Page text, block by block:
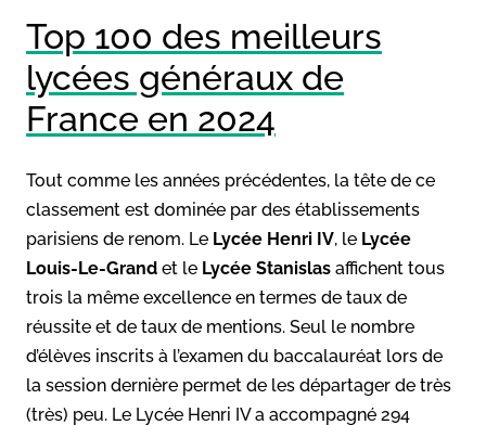
Top 100 des meilleurs
lycées généraux de
France en 2024
Tout comme les années précédentes, la tête de ce
classement est dominée par des établissements
parisiens de renom. Le Lycée Henri IV, le Lycée
Louis-Le-Grand et le Lycée Stanislas affichent tous
trois la même excellence en termes de taux de
réussite et de taux de mentions. Seul le nombre
d’élèves inscrits à l’examen du baccalauréat lors de
la session dernière permet de les départager de très
(très) peu. Le Lycée Henri IV a accompagné 294